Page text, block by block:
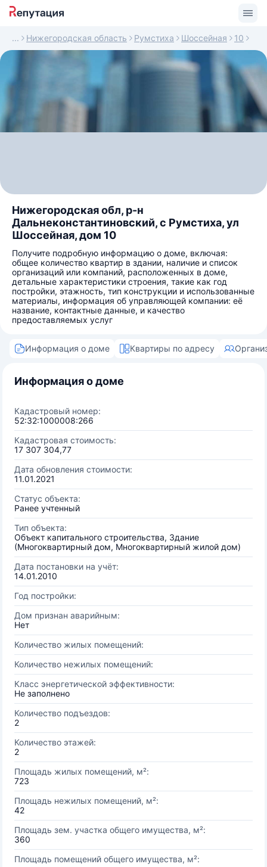
Нижегородская область Румстиха Шоссейная 10
Нижегородская обл, р-н
Дальнеконстантиновский, с Румстиха, ул
Шоссейная, дом 10
Получите подробную информацию о доме, включая:
общее количество квартир в здании, наличие и список
организаций или компаний, расположенных в доме,
детальные характеристики строения, такие как год
постройки, этажность, тип конструкции и использованные
материалы, информация об управляющей компании: её
название, контактные данные, и качество
предоставляемых услуг
Информация о доме Квартиры по адресу
Информация о доме
Кадастровый номер:
52:32:1000008:266
Кадастровая стоимость:
17 307 304,77
Дата обновления стоимости:
11.01.2021
Статус объекта:
Ранее учтенный
Тип объекта:
Объект капитального строительства, Здание
(Многоквартирный дом, Многоквартирный жилой дом)
Дата постановки на учёт:
14.01.2010
Год постройки:
Дом признан аварийным:
Нет
Количество жилых помещений:
Количество нежилых помещений:
Класс энергетической эффективности:
Не заполнено
Количество подъездов:
2
Количество этажей:
2
Площадь жилых помещений, м²:
723
Площадь нежилых помещений, м²:
42
Площадь зем. участка общего имущества, м²:
360
Площадь помещений общего имущества, м²: